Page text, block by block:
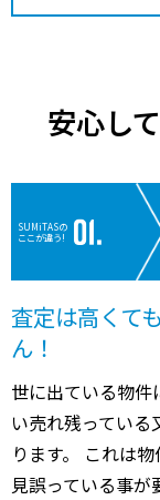
安心し
SUMiTASの
ここが違う!
査定は高くて
ん！
世に出ている物
い売れ残ってい
ります。 これは
見誤っている事が